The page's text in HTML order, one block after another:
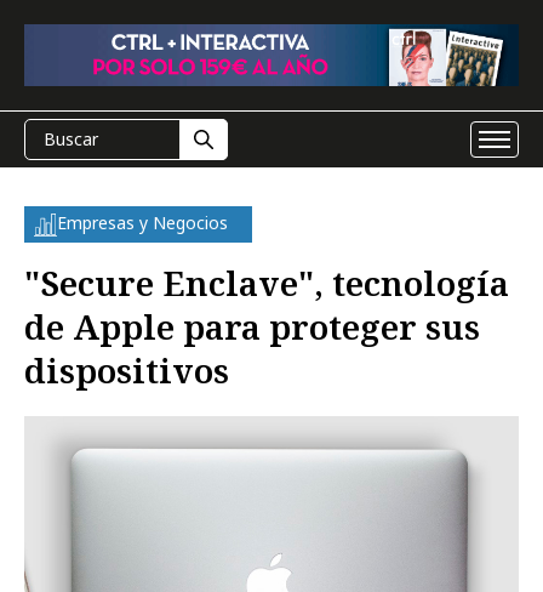
Empresas y Negocios
"Secure Enclave", tecnología
de Apple para proteger sus
dispositivos